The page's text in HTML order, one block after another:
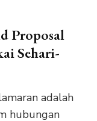
Proposal
Sehari-
adalah
hubungan